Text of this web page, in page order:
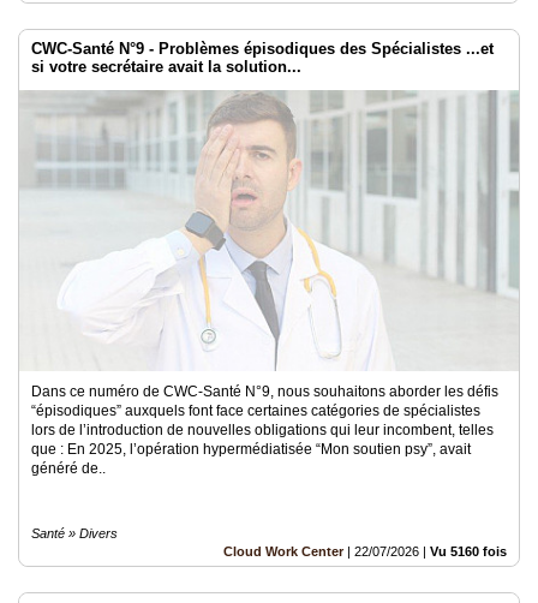
CWC-Santé N°9 - Problèmes épisodiques des Spécialistes ...et
si votre secrétaire avait la solution...
Dans ce numéro de CWC-Santé N°9, nous souhaitons aborder les défis
“épisodiques” auxquels font face certaines catégories de spécialistes
lors de l’introduction de nouvelles obligations qui leur incombent, telles
que : En 2025, l’opération hypermédiatisée “Mon soutien psy”, avait
généré de..
Santé » Divers
Cloud Work Center| 22/07/2026 | Vu 5160 fois